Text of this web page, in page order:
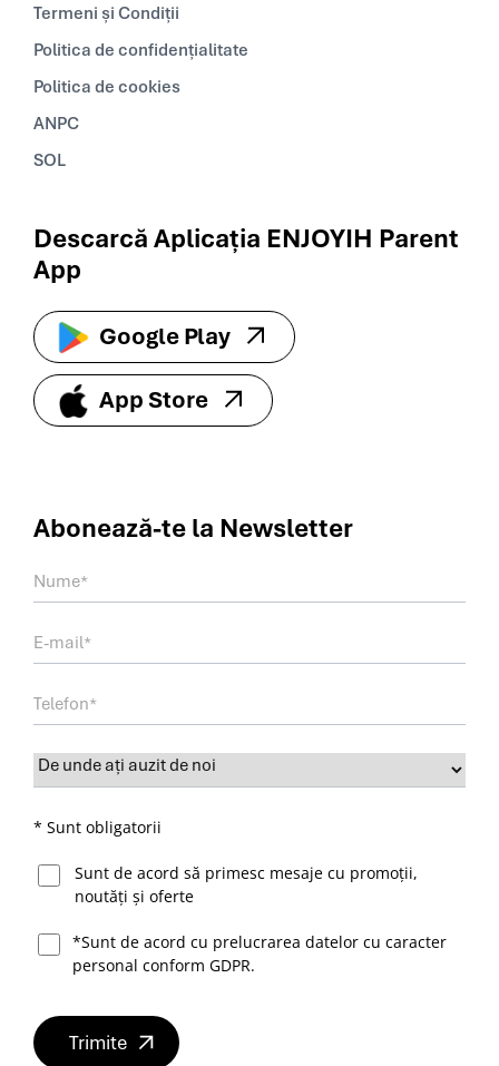
Termeni și Condiții
Politica de confidențialitate
Politica de cookies
ANPC
SOL
Descarcă Aplicația ENJOYIH Parent
App
Google Play
App Store
Abonează-te la Newsletter
* Sunt obligatorii
Sunt de acord să primesc mesaje cu promoții,
noutăți și oferte
*Sunt de acord cu prelucrarea datelor cu caracter
personal conform GDPR.